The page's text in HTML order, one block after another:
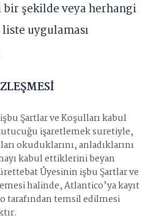
şekilde veya herhangi
uygulaması
Şartlar ve Koşulları kabul
işaretlemek suretiyle,
okuduklarını, anladıklarını
kabul ettiklerini beyan
Üyesinin işbu Şartlar ve
halinde, Atlantico’ya kayıt
tarafından temsil edilmesi